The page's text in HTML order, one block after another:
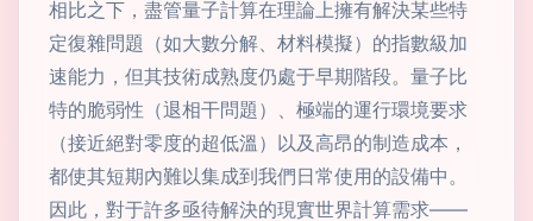
相比之下，盡管量子計算在理論上擁有解決某些特
定復雜問題（如大數分解、材料模擬）的指數級加
速能力，但其技術成熟度仍處于早期階段。量子比
特的脆弱性（退相干問題）、極端的運行環境要求
（接近絕對零度的超低溫）以及高昂的制造成本，
都使其短期內難以集成到我們日常使用的設備中。
因此，對于許多亟待解決的現實世界計算需求——